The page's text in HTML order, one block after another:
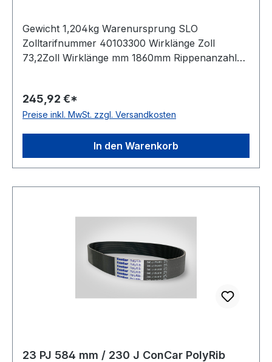
Gewicht 1,204kg Warenursprung SLO
Zolltarifnummer 40103300 Wirklänge Zoll
73,2Zoll Wirklänge mm 1860mm Rippenanzahl
Material Neoprene Zugstrang Polyester
Rippenabstand 3,56mm Höhe 4,9mm
245,92 €*
Preise inkl. MwSt. zzgl. Versandkosten
In den Warenkorb
23 PJ 584 mm / 230 J ConCar PolyRib